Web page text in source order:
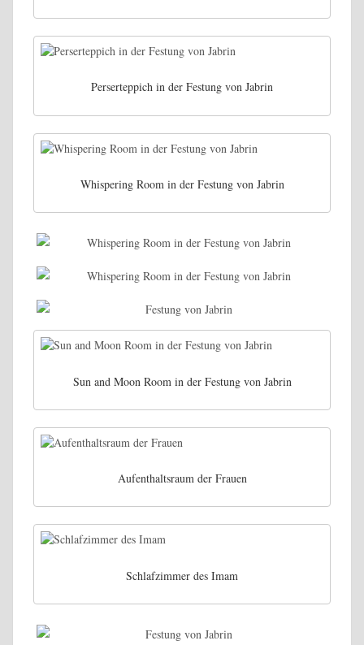
Perserteppich in der Festung von Jabrin
Whispering Room in der Festung von Jabrin
Sun and Moon Room in der Festung von Jabrin
Aufenthaltsraum der Frauen
Schlafzimmer des Imam